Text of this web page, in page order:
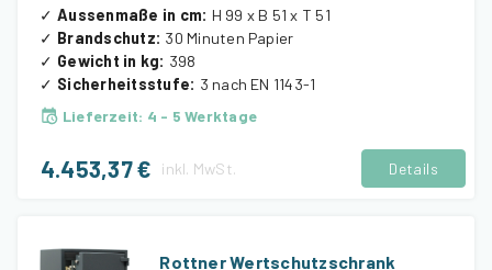
✓ Aussenmaße in cm: H 99 x B 51 x T 51
✓ Brandschutz: 30 Minuten Papier
✓ Gewicht in kg: 398
✓ Sicherheitsstufe: 3 nach EN 1143-1
Lieferzeit: 4 - 5 Werktage
4.453,37 € inkl. MwSt. Details
Rottner Wertschutzschrank